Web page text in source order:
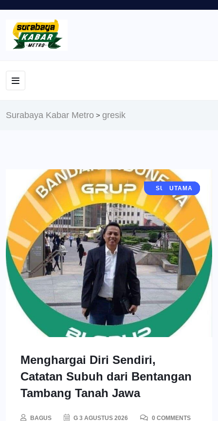
Surabaya Kabar Metro > gresik
BERITA
GRESIK
JAWA TIMUR
OPINI
SURABAYA
UTAMA
Menghargai Diri Sendiri,
Catatan Subuh dari Bentangan
Tambang Tanah Jawa
BAGUS G 3 AGUSTUS 2026 0 COMMENTS